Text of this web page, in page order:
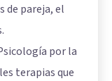
de pareja, el
por la
terapias que